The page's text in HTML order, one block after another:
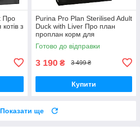
Про
з
Purina Pro Plan Sterilised Adult
Duck with Liver Про план
проплан корм для
стерилізованих кішок з
качкою та печінкою, 10 кг
Готово до відправки
3 190 ₴ 3 499 ₴
Купити
Показати ще